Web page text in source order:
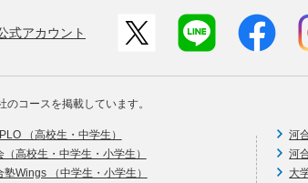
式アカウント
コースを掲載しています。
（高校生・中学生）
（高校生・中学生・小学生）
塾Wings （中学生・小学生）
河
河
大